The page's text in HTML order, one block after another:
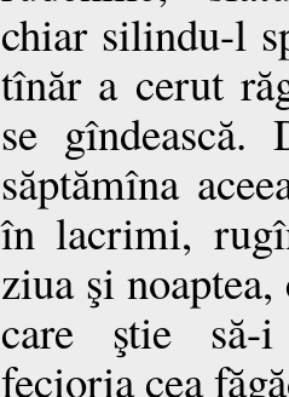
chiar silindu-l
tînăr a cerut
se gîndească.
săptămîna
în lacrimi,
ziua şi
care ştie să-i
fecioria cea